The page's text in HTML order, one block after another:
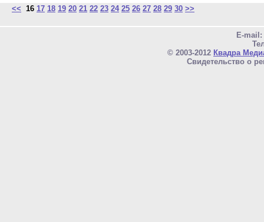
<< 16 17 18 19 20 21 22 23 24 25 26 27 28 29 30 >>
E-mail:
© 2003-2012 Квадра
Свидетельство о